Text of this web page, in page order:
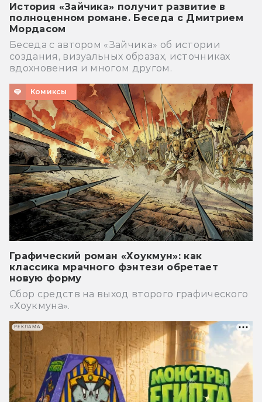
История «Зайчика» получит развитие в
полноценном романе. Беседа с Дмитрием
Мордасом
Беседа с автором «Зайчика» об истории
создания, визуальных образах, источниках
вдохновения и многом другом.
Комиксы
Графический роман «Хоукмун»: как
классика мрачного фэнтези обретает
новую форму
Сбор средств на выход второго графического
«Хоукмуна».
РЕКЛАМА